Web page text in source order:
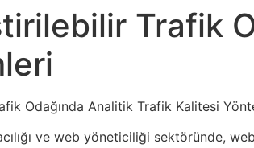
Trafik
Odağında Analitik Trafik Kalitesi
ve web yöneticiliği sektöründe,